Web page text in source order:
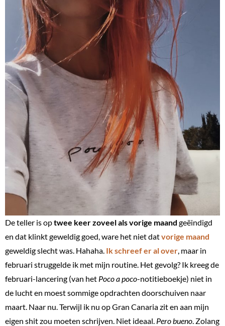
De teller is optwee keer zoveel als vorige maand geëindigd
en dat klinkt geweldig goed, ware het niet datvorige maand
geweldig slecht was. Hahaha. Ik schreef er al over , maar in
februari struggelde ik met mijn routine. Het gevolg? Ik kreeg de
februari-lancering (van het Poco a poco-notitieboekje) niet in
de lucht en moest sommige opdrachten doorschuiven naar
maart. Naar nu. Terwijl ik nu op Gran Canaria zit en aan mijn
eigen shit zou moeten schrijven. Niet ideaal. Pero bueno . Zolang